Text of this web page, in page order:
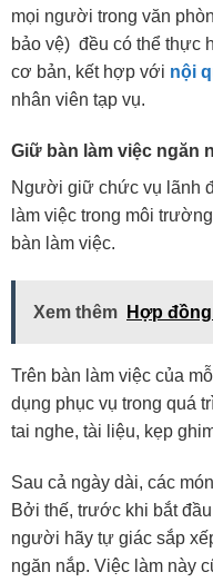
mọi người trong văn
bảo vệ) đều có thể thực
cơ bản, kết hợp với nội
nhân viên tạp vụ.
Giữ bàn làm việc ngăn
Người giữ chức vụ lãnh
làm việc trong môi
bàn làm việc.
Xem thêm Hợp
Trên bàn làm việc của
dụng phục vụ trong quá
tai nghe, tài liệu, kẹp
Sau cả ngày dài, các
Bởi thế, trước khi bắt
người hãy tự giác sắp
ngăn nắp. Việc làm này